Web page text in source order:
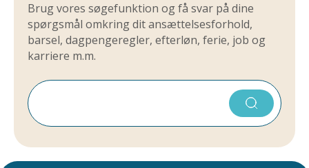
Brug vores søgefunktion og få svar på dine
spørgsmål omkring dit ansættelsesforhold,
barsel, dagpengeregler, efterløn, ferie, job og
karriere m.m.